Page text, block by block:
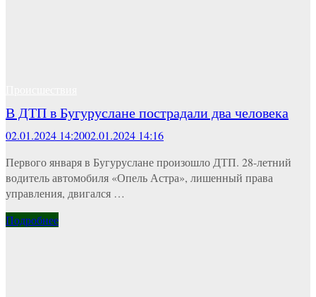
В ДТП в Бугуруслане пострадали два человека
02.01.2024 14:2002.01.2024 14:16
Первого января в Бугуруслане произошло ДТП. 28-летний
водитель автомобиля «Опель Астра», лишенный права
управления, двигался …
Подробнее